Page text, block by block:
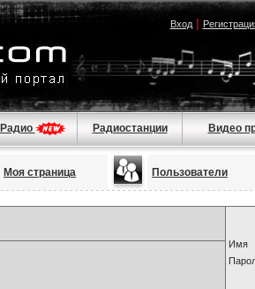
Вход|
Радиостанции Видео
Моя страница Пользователи
Имя